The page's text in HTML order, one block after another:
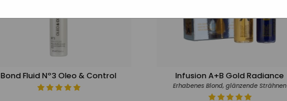
Bond Fluid Nº3 Oleo & Control Infusion A+B Gold Radiance
Erhabenes Blond, glänzende Strähnen